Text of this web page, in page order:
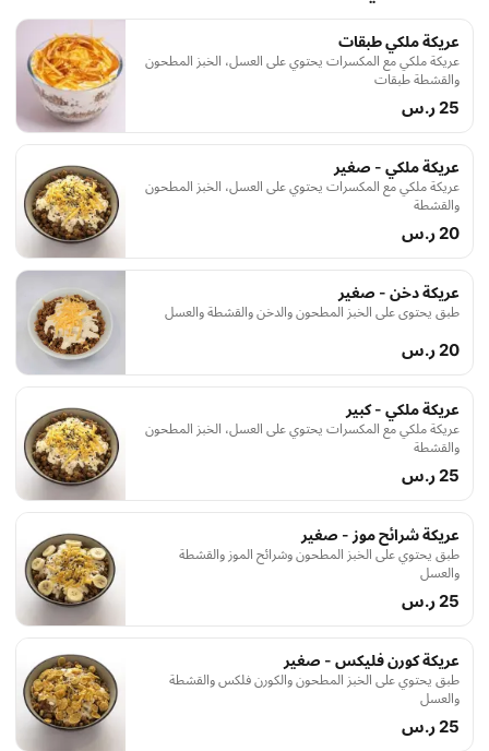
عريكة ملكي طبقات
عريكة ملكي مع المكسرات يحتوي على العسل، الخبز المطحون
والقشطة طبقات
25 ر.س
عريكة ملكي - صغير
عريكة ملكي مع المكسرات يحتوي على العسل، الخبز المطحون
والقشطة
20 ر.س
عريكة دخن - صغير
طبق يحتوي على الخبز المطحون والدخن والقشطة والعسل
20 ر.س
عريكة ملكي - كبير
عريكة ملكي مع المكسرات يحتوي على العسل، الخبز المطحون
والقشطة
25 ر.س
عريكة شرائح موز - صغير
طبق يحتوي على الخبز المطحون وشرائح الموز والقشطة
والعسل
25 ر.س
عريكة كورن فليكس - صغير
طبق يحتوي على الخبز المطحون والكورن فلكس والقشطة
والعسل
25 ر.س